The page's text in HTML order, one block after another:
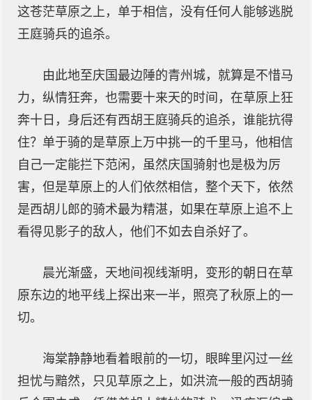
这苍茫草原之上，单于相信，没有任何人能够逃脱
王庭骑兵的追杀。
由此地至庆国最边陲的青州城，就算是不惜马
力，纵情狂奔，也需要十来天的时间，在草原上狂
奔十日，身后还有西胡王庭骑兵的追杀，谁能抗得
住？单于骑的是草原上万中挑一的千里马，他相信
自己一定能拦下范闲，虽然庆国骑射也是极为厉
害，但是草原上的人们依然相信，整个天下，依然
是西胡儿郎的骑术最为精湛，如果在草原上追不上
看得见影子的敌人，他们不如去自杀好了。
晨光渐盛，天地间视线渐明，变形的朝日在草
原东边的地平线上探出来一半，照亮了秋原上的一
切。
海棠静静地看着眼前的一切，眼眸里闪过一丝
担忧与黯然，只见草原之上，如洪流一般的西胡骑